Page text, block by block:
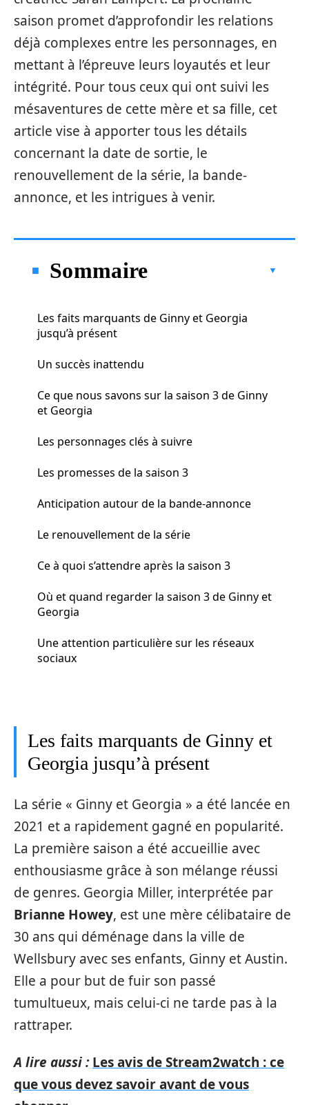
saison promet d’approfondir les relations
déjà complexes entre les personnages, en
mettant à l’épreuve leurs loyautés et leur
intégrité. Pour tous ceux qui ont suivi les
mésaventures de cette mère et sa fille, cet
article vise à apporter tous les détails
concernant la date de sortie, le
renouvellement de la série, la bande-
annonce, et les intrigues à venir.
Sommaire
Les faits marquants de Ginny et Georgia
jusqu’à présent
Un succès inattendu
Ce que nous savons sur la saison 3 de Ginny
et Georgia
Les personnages clés à suivre
Les promesses de la saison 3
Anticipation autour de la bande-annonce
Le renouvellement de la série
Ce à quoi s’attendre après la saison 3
Où et quand regarder la saison 3 de Ginny et
Georgia
Une attention particulière sur les réseaux
sociaux
Les faits marquants de Ginny et
Georgia jusqu’à présent
La série « Ginny et Georgia » a été lancée en
2021 et a rapidement gagné en popularité.
La première saison a été accueillie avec
enthousiasme grâce à son mélange réussi
de genres. Georgia Miller, interprétée par
Brianne Howey, est une mère célibataire de
30 ans qui déménage dans la ville de
Wellsbury avec ses enfants, Ginny et Austin.
Elle a pour but de fuir son passé
tumultueux, mais celui-ci ne tarde pas à la
rattraper.
A lire aussi : Les avis de Stream2watch : ce
que vous devez savoir avant de vous